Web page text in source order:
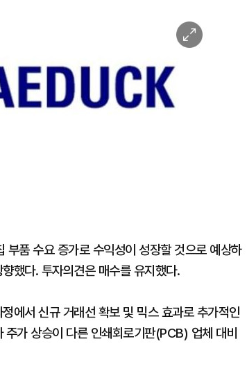
이
미
품 수요 증가로 수익성이 성장할 것으로 예상하
했다. 투자의견은 매수를 유지했다.
에서 신규 거래선 확보 및 믹스 효과로 추가적인
가 상승이 다른 인쇄회로기판(PCB) 업체 대비